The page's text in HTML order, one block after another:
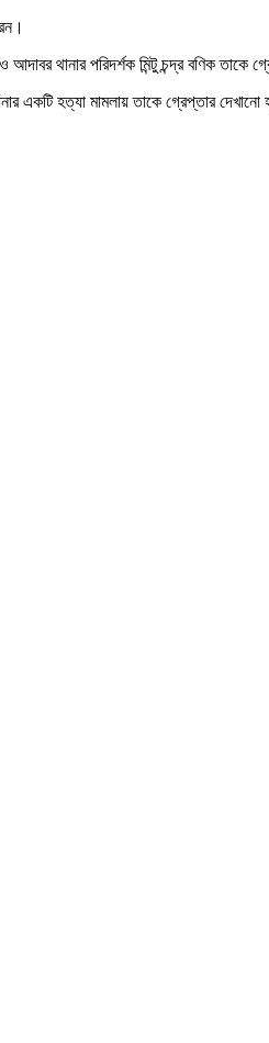
থানার পরিদর্শক মিন্টু চন্দ্র বণিক তাকে
একটি হত্যা মামলায় তাকে গ্রেপ্তার দেখানো